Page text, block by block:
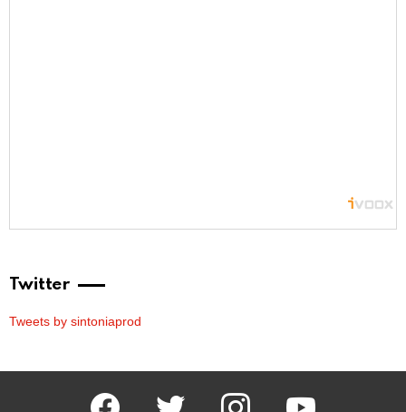
Twitter
Tweets by sintoniaprod
facebook twitter instagram